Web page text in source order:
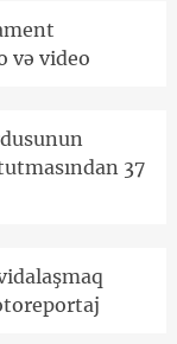
və video
37